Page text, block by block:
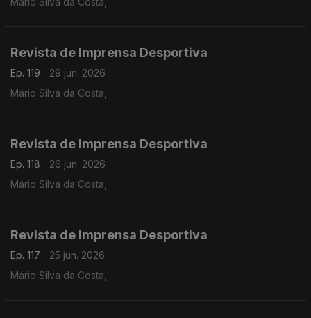
Revista de Imprensa Desportiva
Ep. 119
29 jun. 2026
Mário Silva da Costa,
Revista de Imprensa Desportiva
Ep. 118
26 jun. 2026
Mário Silva da Costa,
Revista de Imprensa Desportiva
Ep. 117
25 jun. 2026
Mário Silva da Costa,